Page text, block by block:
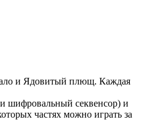
и Ядовитый плющ. Каждая
шифровальный секвенсор) и
частях можно играть за